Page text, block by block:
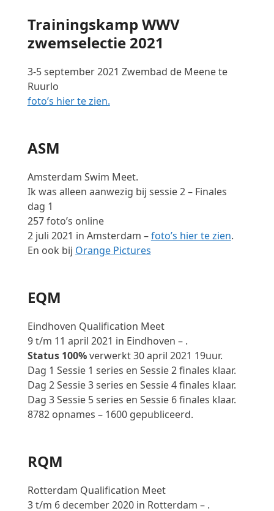
Trainingskamp WWV
zwemselectie 2021
3-5 september 2021 Zwembad de Meene te
Ruurlo
foto’s hier te zien.
ASM
Amsterdam Swim Meet.
Ik was alleen aanwezig bij sessie 2 – Finales
dag 1
257 foto’s online
2 juli 2021 in Amsterdam –foto’s hier te zien.
En ook bij Orange Pictures
EQM
Eindhoven Qualification Meet
9 t/m 11 april 2021 in Eindhoven – .
Status 100%verwerkt 30 april 2021 19uur.
Dag 1 Sessie 1 series en Sessie 2 finales klaar.
Dag 2 Sessie 3 series en Sessie 4 finales klaar.
Dag 3 Sessie 5 series en Sessie 6 finales klaar.
8782 opnames – 1600 gepubliceerd.
RQM
Rotterdam Qualification Meet
3 t/m 6 december 2020 in Rotterdam – .